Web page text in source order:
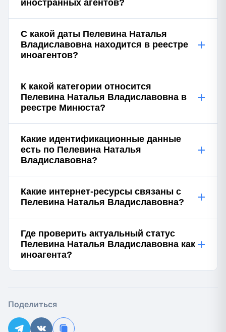
иностранных агентов?
С какой даты Пелевина Наталья
Владиславовна находится в реестре
иноагентов?
+
К какой категории относится
Пелевина Наталья Владиславовна в
реестре Минюста?
+
Какие идентификационные данные
есть по Пелевина Наталья
Владиславовна?
+
Какие интернет-ресурсы связаны с
Пелевина Наталья Владиславовна?
+
Где проверить актуальный статус
Пелевина Наталья Владиславовна как
иноагента?
+
Поделиться